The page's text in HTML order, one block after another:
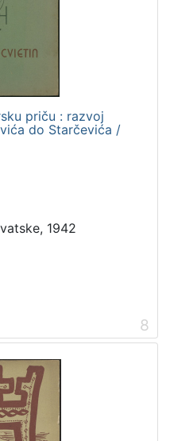
priču : razvoj
do Starčevića /
1942
8